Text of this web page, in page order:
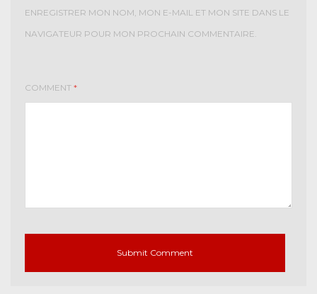
ENREGISTRER MON NOM, MON E-MAIL ET MON SITE DANS LE
NAVIGATEUR POUR MON PROCHAIN COMMENTAIRE.
COMMENT *